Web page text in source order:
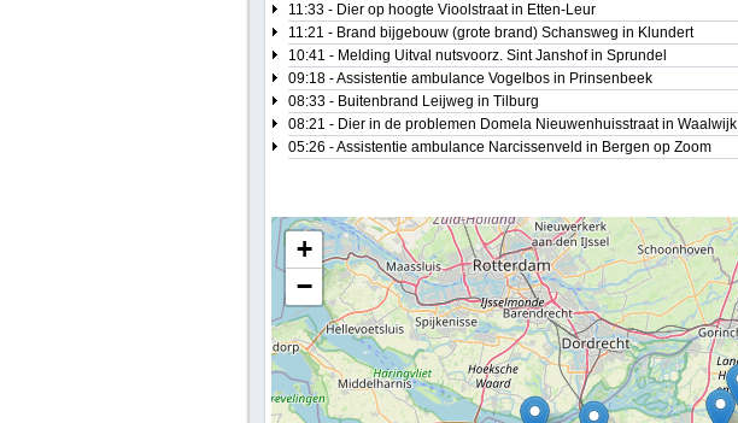
11:33 - Dier op hoogte Vioolstraat in Etten-Leur
11:21 - Brand bijgebouw (grote brand) Schansweg in Klundert
10:41 - Melding Uitval nutsvoorz. Sint Janshof in Sprundel
09:18 - Assistentie ambulance Vogelbos in Prinsenbeek
08:33 - Buitenbrand Leijweg in Tilburg
08:21 - Dier in de problemen Domela Nieuwenhuisstraat in Waalwijk
05:26 - Assistentie ambulance Narcissenveld in Bergen op Zoom
+
−